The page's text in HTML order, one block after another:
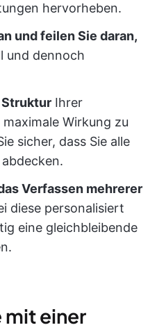
hervorheben.
und feilen Sie daran,
und dennoch
Struktur Ihrer
Wirkung zu
sicher, dass Sie alle
Verfassen mehrerer
diese personalisiert
eine gleichbleibende
mit einer